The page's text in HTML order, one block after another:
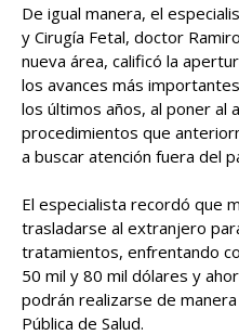
De igual manera, el
y Cirugía Fetal, doctor
nueva área, calificó la
los avances más
los últimos años, al poner al
procedimientos que
a buscar atención fuera del
El especialista recordó que
trasladarse al extranjero
tratamientos, enfrentando
50 mil y 80 mil dólares y
podrán realizarse de
Pública de Salud.